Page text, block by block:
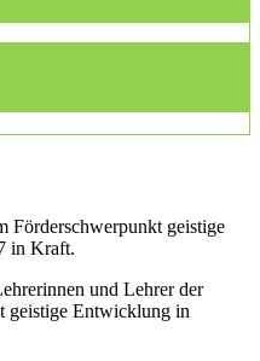
Förderschwerpunkt geistige
in Kraft.
und Lehrer der
geistige Entwicklung in